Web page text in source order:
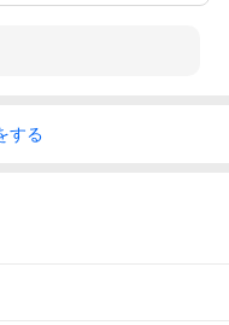
する